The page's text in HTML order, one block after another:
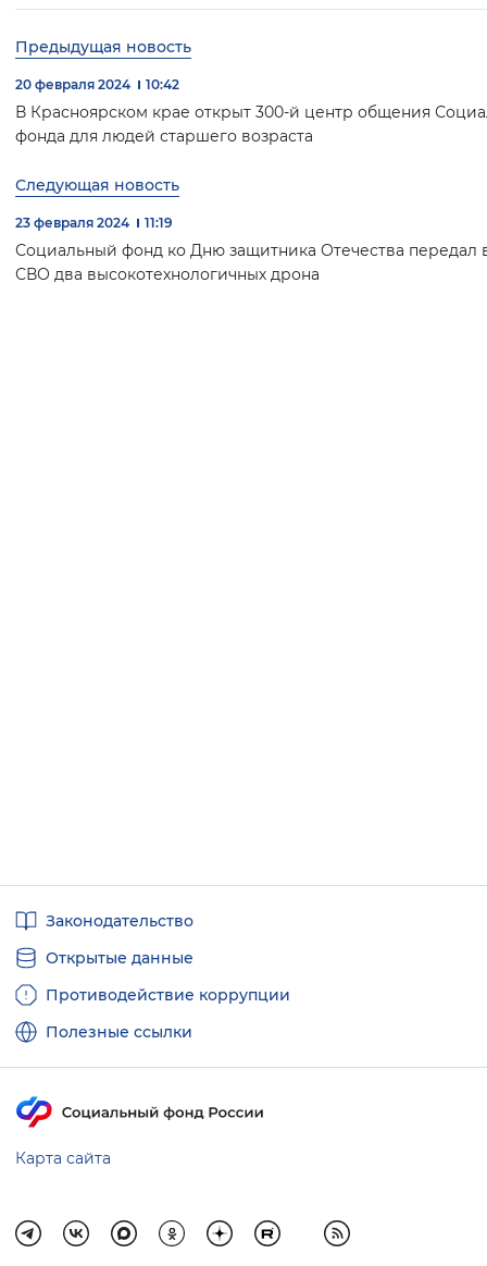
Предыдущая новость
20 февраля 2024 10:42
В Красноярском крае открыт 300-й центр общения
фонда для людей старшего возраста
Следующая новость
23 февраля 2024 11:19
Социальный фонд ко Дню защитника Отечества передал
СВО два высокотехнологичных дрона
ссылкиЗаконодательство
Открытые данные
Противодействие коррупции
Полезные ссылки
Карта сайта